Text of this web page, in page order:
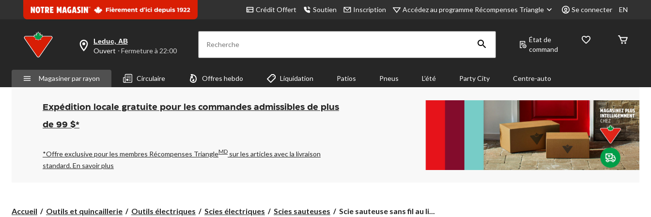
Crédit Offert Soutien Inscription Accédez au programme Récompenses Triangle Se connecter EN
votre
est
Leduc,
AB,
Ouvert,
Fermeture
à
pour
changer
Leduc, AB
Ouvert ⋅ Fermeture à 22:00 Recherche
État de
command
Magasiner par rayon Circulaire Offres hebdo Liquidation Patios Pneus L’été Party City Centre-auto
Expédition locale gratuite pour les commandes admissibles de plus
de 99 $*
*Offre exclusive pour les membres Récompenses TriangleMD sur les articles avec la livraison
standard.En savoir plus
Accueil Outils et quincaillerie Outils électriques Scies électriques Scies sauteuses
Scie
Scie sauteuse sans fil au li...